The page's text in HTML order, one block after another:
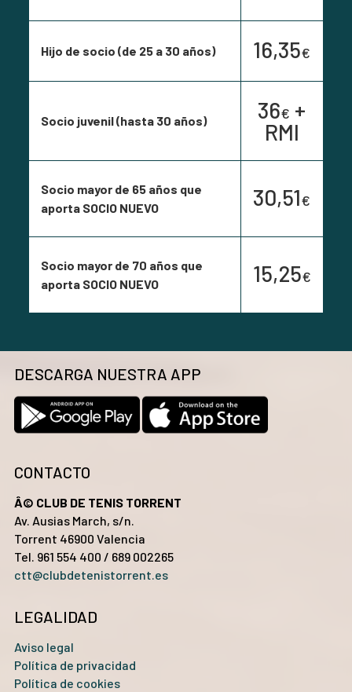
Hijo de socio (de 25 a 30 años) 16,35€
Socio juvenil (hasta 30 años) 36€ +
RMI
Socio mayor de 65 años que
aporta SOCIO NUEVO
30,51€
Socio mayor de 70 años que
aporta SOCIO NUEVO
15,25€
DESCARGA NUESTRA APP
CONTACTO
Â© CLUB DE TENIS TORRENT
Av. Ausias March, s/n.
Torrent 46900 Valencia
Tel. 961 554 400 / 689 002265
ctt@clubdetenistorrent.es
LEGALIDAD
Aviso legal
Política de privacidad
Política de cookies